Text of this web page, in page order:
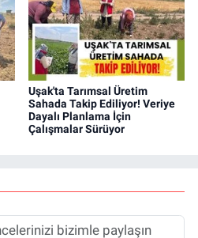
Uşak'ta Tarımsal Üretim
Sahada Takip Ediliyor! Veriye
Dayalı Planlama İçin
Çalışmalar Sürüyor